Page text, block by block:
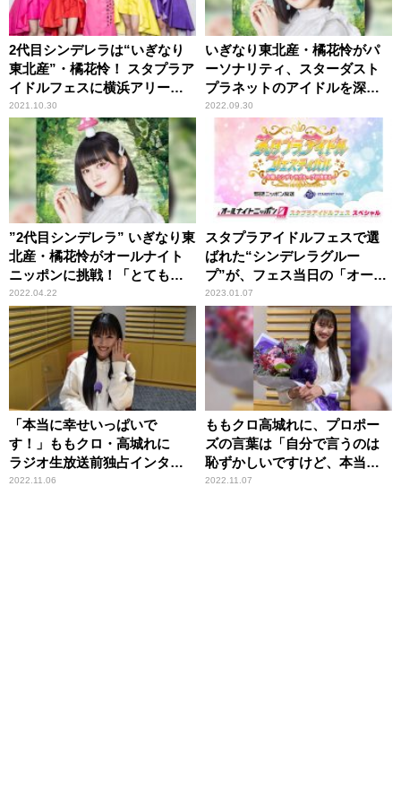
2代目シンデレラは“いぎなり
東北産”・橘花怜！ スタプラア
イドルフェスに横浜アリーナ
が大熱狂！
2021.10.30
いぎなり東北産・橘花怜がパ
ーソナリティ、スターダスト
プラネットのアイドルを深堀
りするラジオ番組がスター
ト！
2022.09.30
”2代目シンデレラ” いぎなり東
北産・橘花怜がオールナイト
ニッポンに挑戦！「とてもド
キドキしています！」
2022.04.22
スタプラアイドルフェスで選
ばれた“シンデレラグルー
プ”が、フェス当日の「オール
ナイトニッポン0(ZERO)」を
担当！
2023.01.07
「本当に幸せいっぱいで
す！」ももクロ・高城れに
ラジオ生放送前独占インタビ
ュー ～日ハム・宇佐見真吾
2022.11.06
ももクロ高城れに、プロポー
ズの言葉は「自分で言うのは
恥ずかしいですけど、本当に
ストレートに……」
2022.11.07